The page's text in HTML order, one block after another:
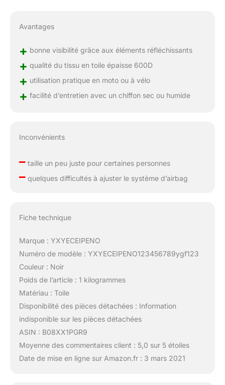
Avantages
+ bonne visibilité grâce aux éléments réfléchissants
+ qualité du tissu en toile épaisse 600D
+ utilisation pratique en moto ou à vélo
+ facilité d’entretien avec un chiffon sec ou humide
Inconvénients
–taille un peu juste pour certaines personnes
–quelques difficultés à ajuster le système d’airbag
Fiche technique
Marque : YXYECEIPENO
Numéro de modèle : YXYECEIPENO123456789ygf123
Couleur : Noir
Poids de l’article : 1 kilogrammes
Matériau : Toile
Disponibilité des pièces détachées : Information
indisponible sur les pièces détachées
ASIN : B08XX1PGR9
Moyenne des commentaires client : 5,0 sur 5 étoiles
Date de mise en ligne sur Amazon.fr : 3 mars 2021